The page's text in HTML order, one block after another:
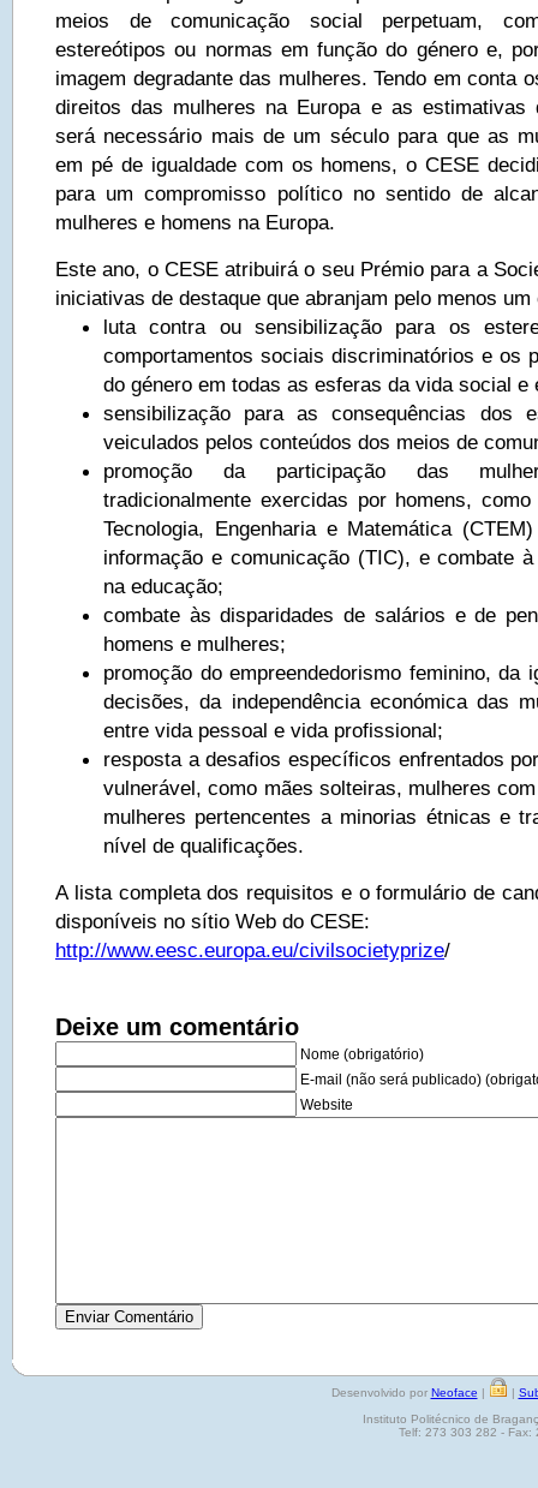
meios de comunicação social perpetuam,
estereótipos ou normas em função do género e,
imagem degradante das mulheres. Tendo em conta
direitos das mulheres na Europa e as estimativas
será necessário mais de um século para que as
em pé de igualdade com os homens, o CESE
para um compromisso político no sentido de
mulheres e homens na Europa.
Este ano, o CESE atribuirá o seu Prémio para a
iniciativas de destaque que abranjam pelo menos
luta contra ou sensibilização para os
comportamentos sociais discriminatórios e os
do género em todas as esferas da vida social e
sensibilização para as consequências dos
veiculados pelos conteúdos dos meios de
promoção da participação das
tradicionalmente exercidas por homens,
Tecnologia, Engenharia e Matemática
informação e comunicação (TIC), e combate
na educação;
combate às disparidades de salários e de
homens e mulheres;
promoção do empreendedorismo feminino, da
decisões, da independência económica das
entre vida pessoal e vida profissional;
resposta a desafios específicos enfrentados
vulnerável, como mães solteiras, mulheres
mulheres pertencentes a minorias étnicas e
nível de qualificações.
A lista completa dos requisitos e o formulário de
disponíveis no sítio Web do CESE:
http://www.eesc.europa.eu/civilsocietyprize/
Deixe um comentário
Nome (obrigatório)
E-mail (não será publicado)
Website
Desenvolvido por Neoface | |
Instituto Politécnico de
Telf: 273 303 282 - Fax: